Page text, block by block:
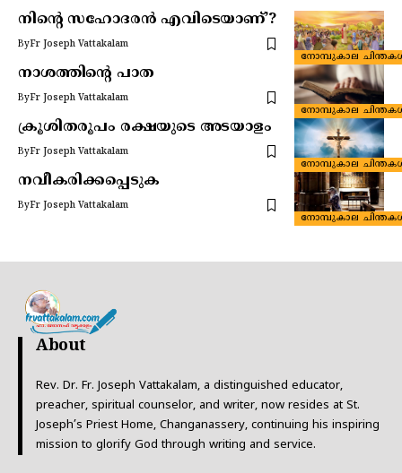
നോമ്പുകാല
നിന്റെ സഹോദരൻ എവിടെയാണ്’?
ByFr Joseph Vattakalam
നോമ്പുകാല
നാശത്തിന്റെ പാത
ByFr Joseph Vattakalam
നോമ്പുകാല
ക്രൂശിതരൂപം രക്ഷയുടെ അടയാളം
ByFr Joseph Vattakalam
നോമ്പുകാല
നവീകരിക്കപ്പെടുക
ByFr Joseph Vattakalam
About
Rev. Dr. Fr. Joseph Vattakalam, a distinguished educator,
preacher, spiritual counselor, and writer, now resides at St.
Joseph’s Priest Home, Changanassery, continuing his inspiring
mission to glorify God through writing and service.